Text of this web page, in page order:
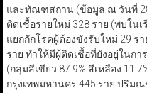
และทัณฑสถาน (ข้อมูล ณ วันที่ 28
ติดเชื้อรายใหม่ 328 ราย (พบใน
แยกกักโรคผู้ต้องขังรับใหม่ 29 ร
ราย ทำให้มีผู้ติดเชื้อที่ยังอยู่ในก
(กลุ่มสีเขียว 87.9% สีเหลือง
กรุงเทพมหานคร 445 ราย ปริม